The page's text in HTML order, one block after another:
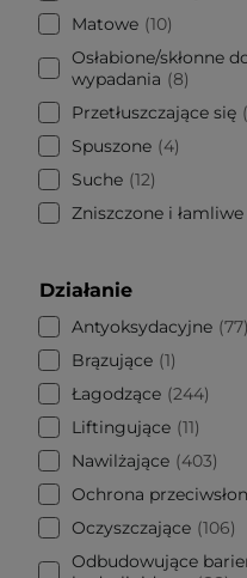
Matowe 10
Osłabione/skłonne
wypadania
8
Przetłuszczające się
Spuszone
4
Suche 12
Zniszczone i łamliwe
Działanie
Antyoksydacyjne 77
Brązujące 1
Łagodzące 244
Liftingujące 11
Nawilżające
403
Ochrona
Oczyszczające 106
Odbudowujące